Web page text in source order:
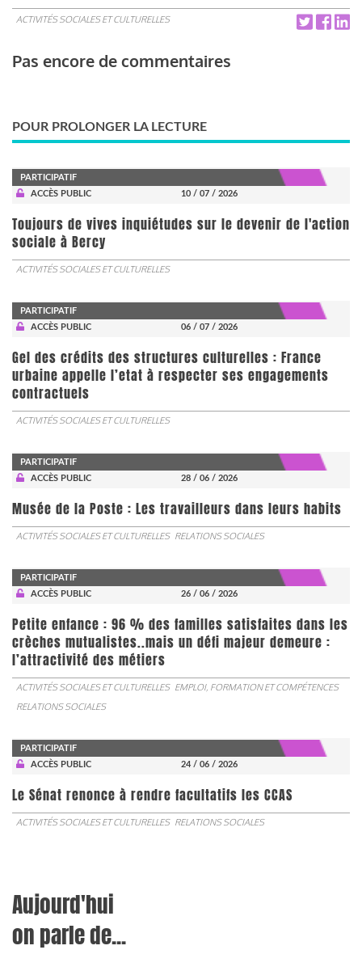
ACTIVITÉS SOCIALES ET CULTURELLES
Pas encore de commentaires
POUR PROLONGER LA LECTURE
PARTICIPATIF
ACCÈS PUBLIC
10 / 07 / 2026
Toujours de vives inquiétudes sur le devenir de l'action
sociale à Bercy
ACTIVITÉS SOCIALES ET CULTURELLES
PARTICIPATIF
ACCÈS PUBLIC
06 / 07 / 2026
Gel des crédits des structures culturelles : France
urbaine appelle l’etat à respecter ses engagements
contractuels
ACTIVITÉS SOCIALES ET CULTURELLES
PARTICIPATIF
ACCÈS PUBLIC
28 / 06 / 2026
Musée de la Poste : Les travailleurs dans leurs habits
ACTIVITÉS SOCIALES ET CULTURELLES RELATIONS SOCIALES
PARTICIPATIF
ACCÈS PUBLIC
26 / 06 / 2026
Petite enfance : 96 % des familles satisfaites dans les
crèches mutualistes..mais un défi majeur demeure :
l’attractivité des métiers
ACTIVITÉS SOCIALES ET CULTURELLES EMPLOI, FORMATION ET COMPÉTENCES
RELATIONS SOCIALES
PARTICIPATIF
ACCÈS PUBLIC
24 / 06 / 2026
Le Sénat renonce à rendre facultatifs les CCAS
ACTIVITÉS SOCIALES ET CULTURELLES RELATIONS SOCIALES
Aujourd'hui
on parle de...